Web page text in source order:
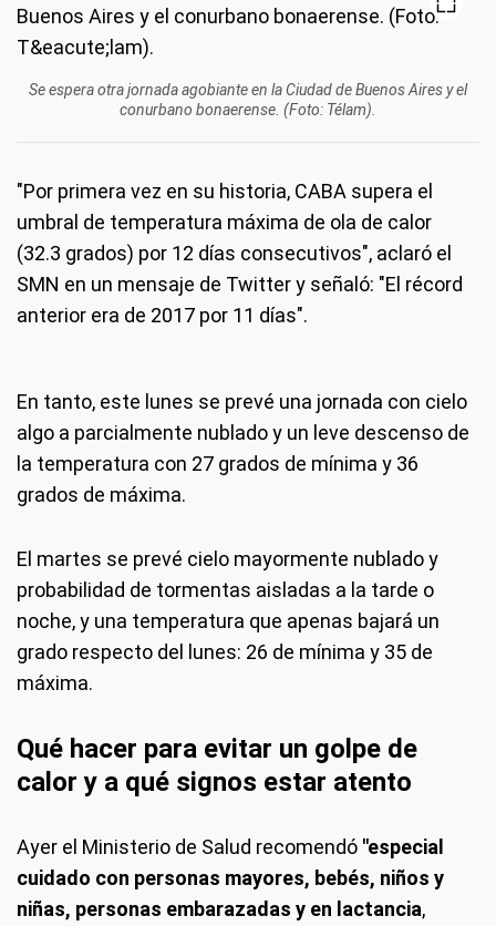
Se espera otra jornada agobiante en la Ciudad de Buenos Aires y el
conurbano bonaerense. (Foto: Télam).
"Por primera vez en su historia, CABA supera el
umbral de temperatura máxima de ola de calor
(32.3 grados) por 12 días consecutivos", aclaró el
SMN en un mensaje de Twitter y señaló: "El récord
anterior era de 2017 por 11 días".
En tanto, este lunes se prevé una jornada con cielo
algo a parcialmente nublado y un leve descenso de
la temperatura con 27 grados de mínima y 36
grados de máxima.
El martes se prevé cielo mayormente nublado y
probabilidad de tormentas aisladas a la tarde o
noche, y una temperatura que apenas bajará un
grado respecto del lunes: 26 de mínima y 35 de
máxima.
Qué hacer para evitar un golpe de
calor y a qué signos estar atento
Ayer el Ministerio de Salud recomendó "especial
cuidado con personas mayores, bebés, niños y
niñas, personas embarazadas y en lactancia,